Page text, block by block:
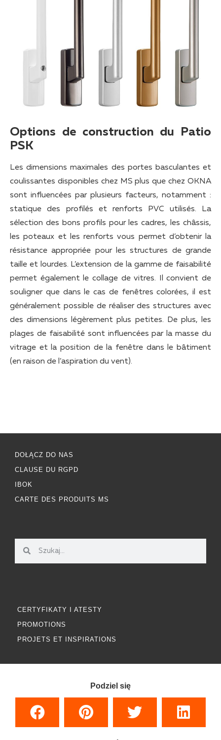
Options de construction du Patio
PSK
Les dimensions maximales des portes basculantes et
coulissantes disponibles chez MS plus que chez OKNA
sont influencées par plusieurs facteurs, notamment :
statique des profilés et renforts PVC utilisés. La
sélection des bons profils pour les cadres, les châssis,
les poteaux et les renforts vous permet d’obtenir la
résistance appropriée pour les structures de grande
taille et lourdes. L’extension de la gamme de faisabilité
permet également le collage de vitres. Il convient de
souligner que dans le cas de fenêtres colorées, il est
généralement possible de réaliser des structures avec
des dimensions légèrement plus petites. De plus, les
plages de faisabilité sont influencées par la masse du
vitrage et la position de la fenêtre dans le bâtiment
(en raison de l’aspiration du vent).
DOŁĄCZ DO NAS
CLAUSE DU RGPD
IBOK
CARTE DES PRODUITS MS
CERTYFIKATY I ATESTY
PROMOTIONS
PROJETS ET INSPIRATIONS
Podziel się